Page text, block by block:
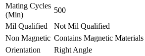
Mating Cycles
(Min)
500
Mil Qualified
Not Mil Qualified
Non Magnetic Contains Magnetic Materials
Orientation
Right Angle